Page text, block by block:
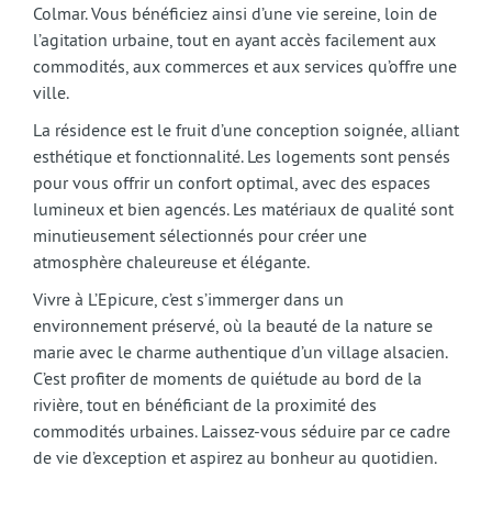
Colmar. Vous bénéficiez ainsi d’une vie sereine, loin de
l’agitation urbaine, tout en ayant accès facilement aux
commodités, aux commerces et aux services qu’offre une
ville.
La résidence est le fruit d’une conception soignée, alliant
esthétique et fonctionnalité. Les logements sont pensés
pour vous offrir un confort optimal, avec des espaces
lumineux et bien agencés. Les matériaux de qualité sont
minutieusement sélectionnés pour créer une
atmosphère chaleureuse et élégante.
Vivre à L’Epicure, c’est s’immerger dans un
environnement préservé, où la beauté de la nature se
marie avec le charme authentique d’un village alsacien.
C’est profiter de moments de quiétude au bord de la
rivière, tout en bénéficiant de la proximité des
commodités urbaines. Laissez-vous séduire par ce cadre
de vie d’exception et aspirez au bonheur au quotidien.